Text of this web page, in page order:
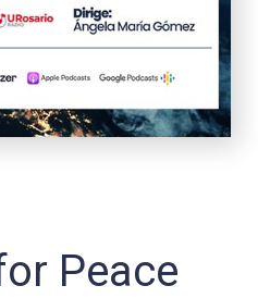
Peace